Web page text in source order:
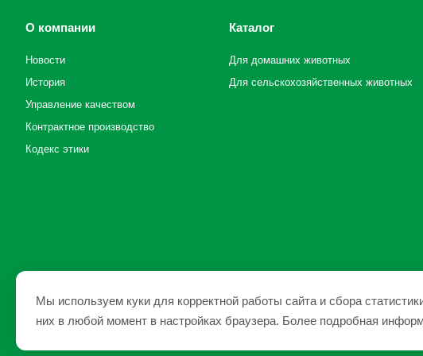
О компании
Новости
История
Управление качеством
Контрактное производство
Кодекс этики
Каталог
Для домашних животных
Для сельскохозяйственных животных
1991 - 2026 © ЗАО «НПП «Фармакс»
Мы используем куки для корректной работы сайта и сбора
них в любой момент в настройках браузера. Более подробная